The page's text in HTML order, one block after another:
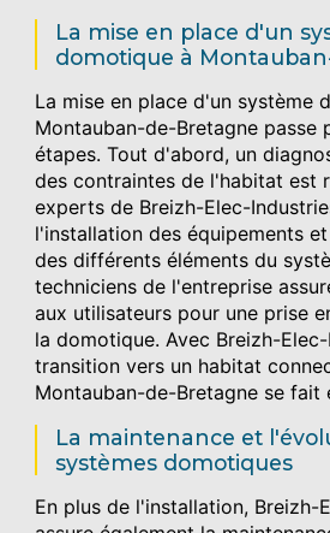
La mise en place d'un
domotique à
La mise en place d'un système
Montauban-de-Bretagne passe
étapes. Tout d'abord, un
des contraintes de l'habitat est
experts de Breizh-Elec-
l'installation des équipements
des différents éléments du
techniciens de l'entreprise
aux utilisateurs pour une prise
la domotique. Avec Breizh-
transition vers un habitat
Montauban-de-Bretagne se fait
La maintenance et
systèmes domotiques
En plus de l'installation, Breizh-